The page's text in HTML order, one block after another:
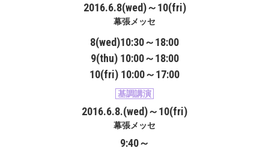
2016.6.8(wed)～10(fri)
幕張メッセ
8(wed)10:30～18:00
9(thu) 10:00～18:00
10(fri) 10:00～17:00
基調講演
2016.6.8.(wed)～10(fri)
幕張メッセ
9:40～